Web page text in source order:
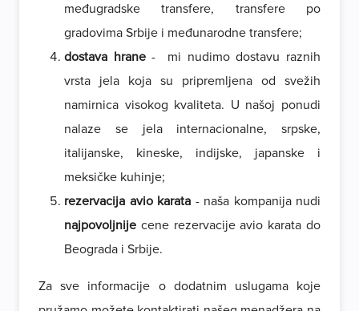
međugradske transfere, transfere po
gradovima Srbije i međunarodne transfere;
dostava hrane- mi nudimo dostavu raznih
vrsta jela koja su pripremljena od svežih
namirnica visokog kvaliteta. U našoj ponudi
nalaze se jela internacionalne, srpske,
italijanske, kineske, indijske, japanske i
meksičke kuhinje;
rezervacija avio karata - naša kompanija nudi
najpovoljnije cene rezervacije avio karata do
Beograda i Srbije.
Za sve informacije o dodatnim uslugama koje